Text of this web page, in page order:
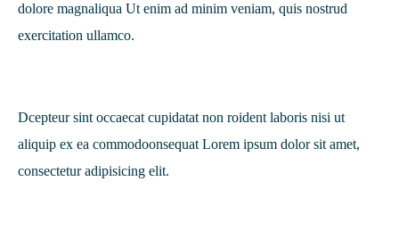
dolore magnaliqua Ut enim ad minim veniam, quis nostrud
exercitation ullamco.
Dcepteur sint occaecat cupidatat non roident laboris nisi ut
aliquip ex ea commodoonsequat Lorem ipsum dolor sit amet,
consectetur adipisicing elit.